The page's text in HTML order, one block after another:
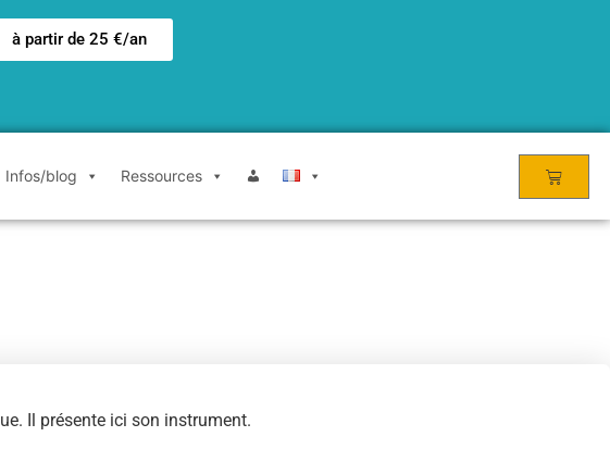
à partir de 25 €/an
Infos/blog Ressources
Il présente ici son instrument.